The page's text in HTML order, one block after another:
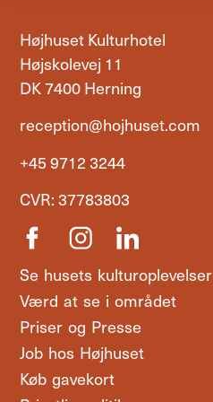
Højhuset Kulturhotel
Højskolevej 11
DK 7400 Herning
reception@hojhuset.com
+45 9712 3244
CVR: 37783803
Se husets kulturoplevelser
Værd at se i området
Priser og Presse
Job hos Højhuset
Køb gavekort